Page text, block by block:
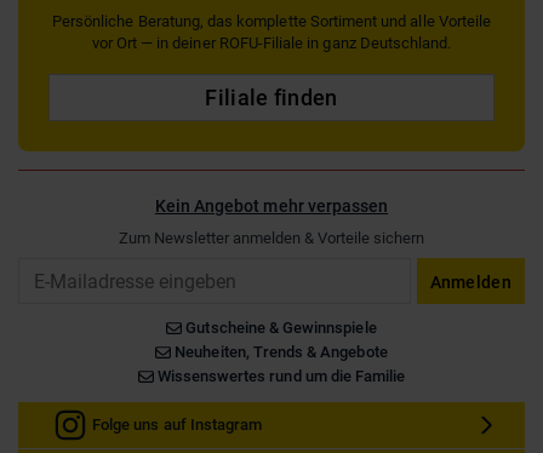
Persönliche Beratung, das komplette Sortiment und alle Vorteile
vor Ort — in deiner ROFU-Filiale in ganz Deutschland.
Filiale finden
Kein Angebot mehr verpassen
Zum Newsletter anmelden & Vorteile sichern
Anmelden
Gutscheine & Gewinnspiele
Neuheiten, Trends & Angebote
Wissenswertes rund um die Familie
Folge uns auf Instagram